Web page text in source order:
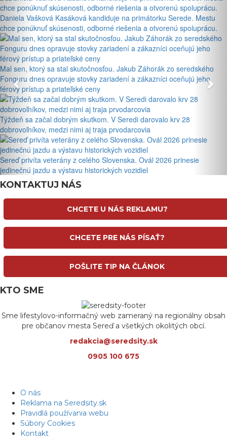
Daniela Vašková Kasáková kandiduje na primátorku Serede. Mestu
chce ponúknuť skúsenosti, odborné riešenia a otvorenú spoluprácu.
Mal sen, ktorý sa stal skutočnosťou. Jakub Záhorák zo seredského
Fonguru dnes opravuje stovky zariadení a zákazníci oceňujú jeho
férový prístup a priateľské ceny
Týždeň sa začal dobrým skutkom. V Seredi darovalo krv 28
dobrovoľníkov, medzi nimi aj traja prvodarcovia
Sereď privíta veterány z celého Slovenska. Ovál 2026 prinesie
jedinečnú jazdu a výstavu historických vozidiel
KONTAKTUJ NÁS
CHCETE U NÁS REKLAMU?
CHCETE PRE NÁS PÍSAŤ?
POŠLITE TIP NA ČLÁNOK
KTO SME
Sme lifestylovo-informačný web zameraný na regionálny obsah
pre občanov mesta Sereď a všetkých okolitých obcí.
redakcia@seredsity.sk
0905 100 675
O nás
Reklama na Seredsity.sk
Pravidlá používania webu
Súbory Cookies
Kontakt